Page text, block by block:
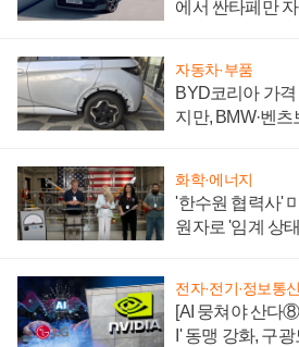
에서 싼타페만
자동차·부품
BYD코리아 가
지만, BMW·벤
화학·에너지
'한수원 협력사'
원자로 '임계 상
전자·전기·정보통신
[AI 뭉쳐야 산다
I' 동맹 강화, 구